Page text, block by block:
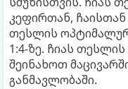
კეფირთან, ჩაისთან
თესლის
1:4-ზე. ჩიას
შეინახოთ
განმავლობაში.